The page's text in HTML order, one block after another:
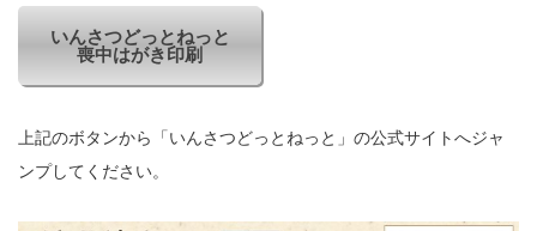
いんさつどっとねっと
喪中はがき印刷
上記のボタンから「いんさつどっとねっと」の公式サイトへジャ
ンプしてください。